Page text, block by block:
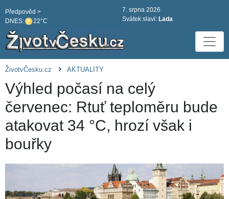
DNES: 22°C
Předpověd >
7. srpna 2026
Svátek slaví: Lada
ŽivotvČesku.cz AKTUALITY
Výhled počasí na celý
červenec: Rtuť teploměru bude
atakovat 34 °C, hrozí však i
bouřky